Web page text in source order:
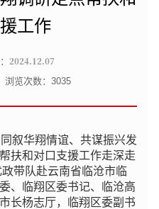
工作
2024.12.07
浏览次数： 3035
叙华翔情谊、共谋振兴发
扶和对口支援工作走深走
带队赴云南省临沧市临
、临翔区委书记、临沧高
长杨志厅，临翔区委副书